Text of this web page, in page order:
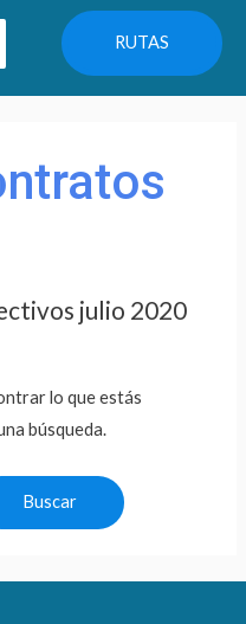
RUTAS
julio 2020
lo que estás
búsqueda.